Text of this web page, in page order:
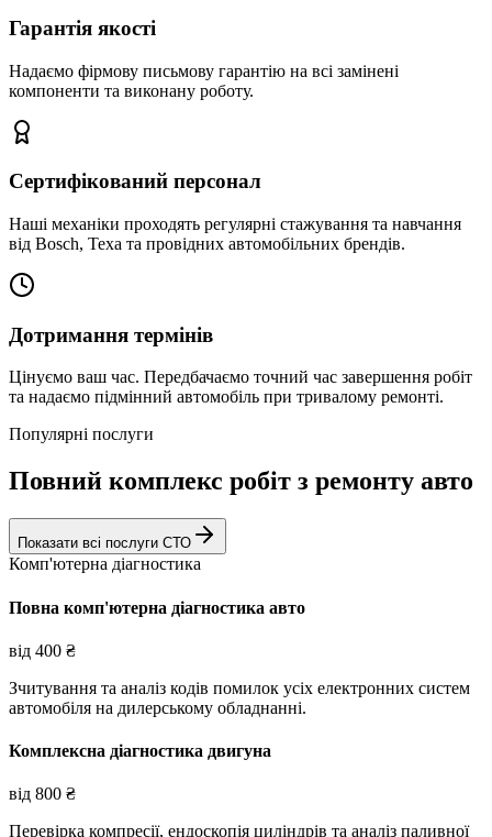
Гарантія якості
Надаємо фірмову письмову гарантію на всі замінені
компоненти та виконану роботу.
Сертифікований персонал
Наші механіки проходять регулярні стажування та навчання
від Bosch, Texa та провідних автомобільних брендів.
Дотримання термінів
Цінуємо ваш час. Передбачаємо точний час завершення робіт
та надаємо підмінний автомобіль при тривалому ремонті.
Популярні послуги
Повний комплекс робіт з ремонту авто
Показати всі послуги СТО
Комп'ютерна діагностика
Повна комп'ютерна діагностика авто
від 400 ₴
Зчитування та аналіз кодів помилок усіх електронних систем
автомобіля на дилерському обладнанні.
Комплексна діагностика двигуна
від 800 ₴
Перевірка компресії, ендоскопія циліндрів та аналіз паливної